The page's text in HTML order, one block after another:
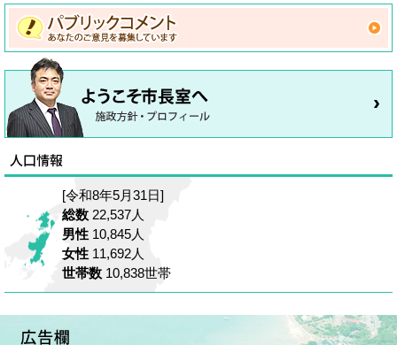
[令和8年5月31日]
総数 22,537人
男性 10,845人
女性 11,692人
世帯数 10,838世帯